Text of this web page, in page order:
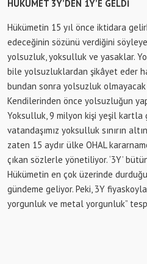
HÜKÜMET 3Y’DEN 1Y’E GELDİ
Hükümetin 15 yıl önce iktidara
edeceğinin sözünü verdiğini
yolsuzluk, yoksulluk ve yasaklar.
bile yolsuzluklardan şikâyet eder
bundan sonra yolsuzluk olmayacak
Kendilerinden önce yolsuzluğun
Yoksulluk, 9 milyon kişi yeşil kartla
vatandaşımız yoksulluk sınırın
zaten 15 aydır ülke OHAL
çıkan sözlerle yönetiliyor. ‘3Y’
Hükümetin en çok üzerinde
gündeme geliyor. Peki, 3Y
yorgunluk ve metal yorgunluk”